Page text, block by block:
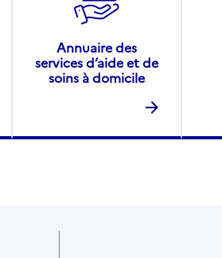
Annuaire des
services d’aide et de
soins à domicile